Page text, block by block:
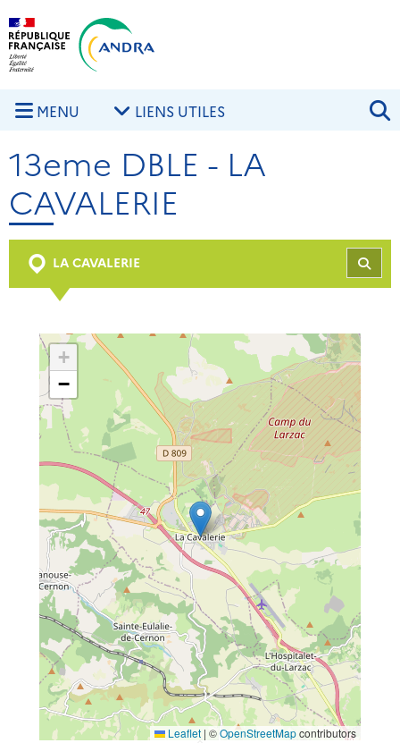
Aller au contenu principal
MENU LIENS UTILES
13eme DBLE - LA
CAVALERIE
LA CAVALERIE
+
−
Leaflet | ©OpenStreetMapcontributors